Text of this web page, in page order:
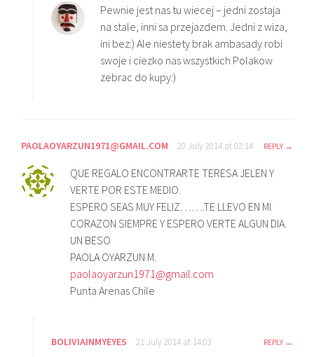
Pewnie jest nas tu wiecej – jedni zostaja
na stale, inni sa przejazdem. Jedni z wiza,
ini bez:) Ale niestety brak ambasady robi
swoje i ciezko nas wszystkich Polakow
zebrac do kupy:)
PAOLAOYARZUN1971@GMAIL.COM 20 July 2014 at 02:14 REPLY
QUE REGALO ENCONTRARTE TERESA JELEN Y
VERTE POR ESTE MEDIO.
ESPERO SEAS MUY FELIZ…….TE LLEVO EN MI
CORAZON SIEMPRE Y ESPERO VERTE ALGUN DIA.
UN BESO
PAOLA OYARZUN M.
paolaoyarzun1971@gmail.com
Punta Arenas Chile
BOLIVIAINMYEYES 21 July 2014 at 14:03 REPLY